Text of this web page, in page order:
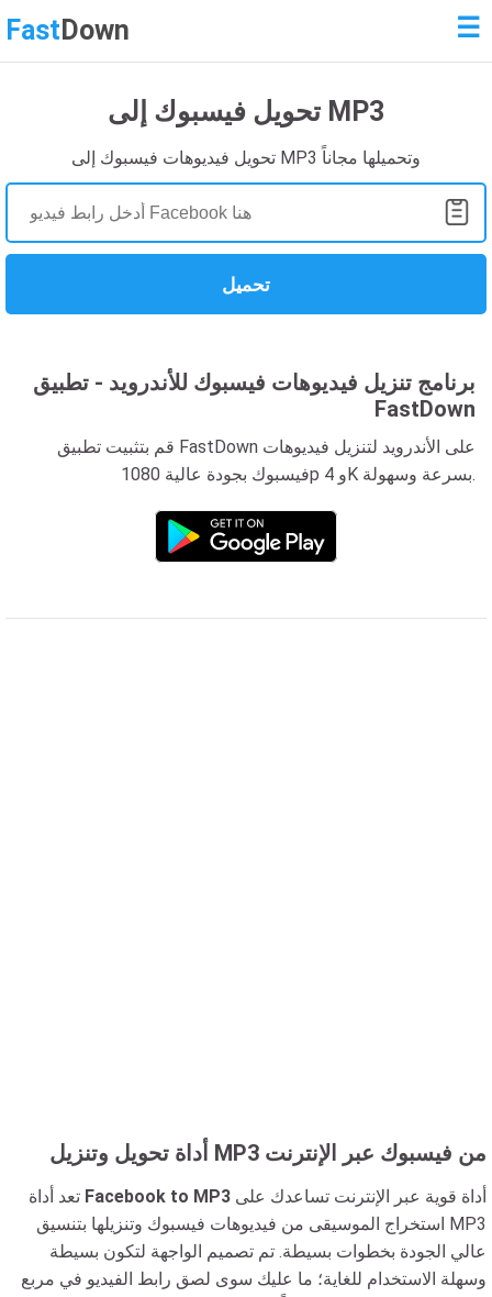
Fast Down ☰
تحويل فيسبوك إلى MP3
تحويل فيديوهات فيسبوك إلى MP3 وتحميلها مجاناً
تحميل
برنامج تنزيل فيديوهات فيسبوك للأندرويد - تطبيق
FastDown
قم بتثبيت تطبيق FastDown على الأندرويد لتنزيل فيديوهات
فيسبوك بجودة عالية 1080p و 4K بسرعة وسهولة.
أداة تحويل وتنزيل MP3 من فيسبوك عبر الإنترنت
Facebook to MP3
استخراج الموسيقى من فيديوهات فيسبوك وتنزيلها بتنسيق MP3
عالي الجودة بخطوات بسيطة. تم تصميم الواجهة لتكون بسيطة
وسهلة الاستخدام للغاية؛ ما عليك سوى لصق رابط الفيديو في مربع